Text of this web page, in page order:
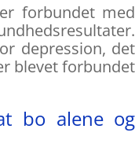
forbundet med
depression, det
blevet forbundet
bo alene og